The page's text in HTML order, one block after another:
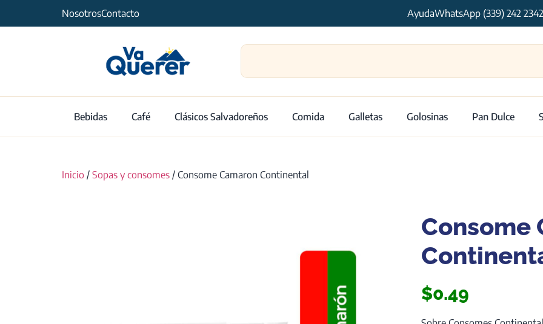
NosotrosContacto AyudaWhatsApp (339) 242 2342
Bebidas Café Clásicos Salvadoreños Comida Galletas Golosinas Pan Dulce
Inicio / Sopas y consomes / Consome Camaron Continental
Consome
$0.49